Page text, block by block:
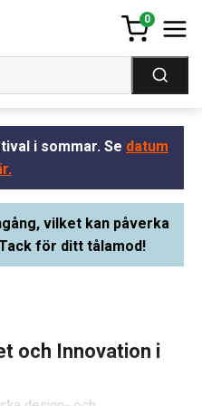
0
i sommar. Se datum
vilket kan påverka
för ditt tålamod!
och Innovation i